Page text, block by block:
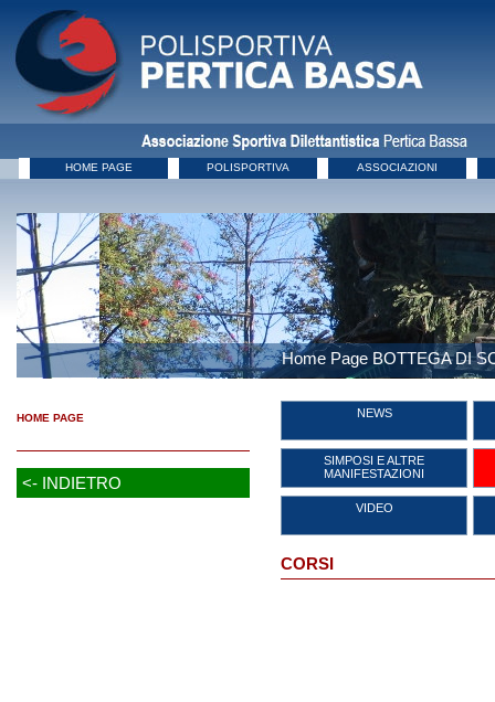
HOME PAGE POLISPORTIVA ASSOCIAZIONI
Home Page BOTTEGA DI
HOME PAGE
<- INDIETRO
NEWS
SIMPOSI E ALTRE
MANIFESTAZIONI
VIDEO
CORSI